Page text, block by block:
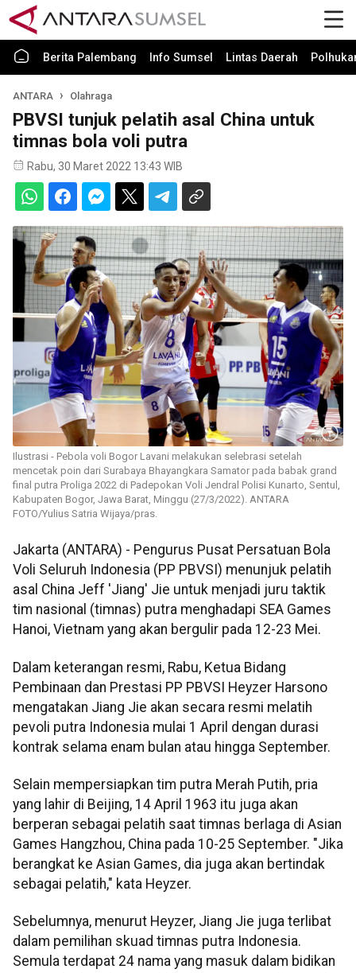
Berita Palembang Info Sumsel Lintas Daerah
ANTARA Olahraga
PBVSI tunjuk pelatih asal China untuk
timnas bola voli putra
Rabu, 30 Maret 2022 13:43 WIB
Ilustrasi - Pebola voli Bogor Lavani melakukan selebrasi setelah
mencetak poin dari Surabaya Bhayangkara Samator pada babak grand
final putra Proliga 2022 di Padepokan Voli Jendral Polisi Kunarto, Sentul,
Kabupaten Bogor, Jawa Barat, Minggu (27/3/2022). ANTARA
FOTO/Yulius Satria Wijaya/pras.
Jakarta (ANTARA) - Pengurus Pusat Persatuan Bola
Voli Seluruh Indonesia (PP PBVSI) menunjuk pelatih
asal China Jeff 'Jiang' Jie untuk menjadi juru taktik
tim nasional (timnas) putra menghadapi SEA Games
Hanoi, Vietnam yang akan bergulir pada 12-23 Mei.
Dalam keterangan resmi, Rabu, Ketua Bidang
Pembinaan dan Prestasi PP PBVSI Heyzer Harsono
mengatakan Jiang Jie akan secara resmi melatih
pevoli putra Indonesia mulai 1 April dengan durasi
kontrak selama enam bulan atau hingga September.
Selain mempersiapkan tim putra Merah Putih, pria
yang lahir di Beijing, 14 April 1963 itu juga akan
berperan sebagai pelatih saat timnas berlaga di Asian
Games Hangzhou, China pada 10-25 September. "Jika
berangkat ke Asian Games, dia juga akan bertindak
sebagai pelatih," kata Heyzer.
Sebelumnya, menurut Heyzer, Jiang Jie juga terlibat
dalam pemilihan skuad timnas putra Indonesia.
Semula terdapat 24 nama yang masuk dalam bidikan